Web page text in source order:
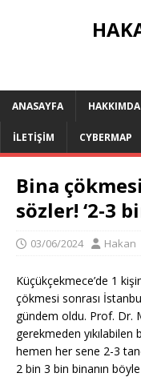
ANASAYFA HAKKIMDA
İLETIŞIM CYBERMAP
Bina
sözler! ‘2-3
03/06/2024 Hakan
Küçükçekmece’de 1
çökmesi sonrası
gündem oldu. Prof. Dr.
gerekmeden yıkılabilen
hemen her sene 2-3
2 bin 3 bin binanın